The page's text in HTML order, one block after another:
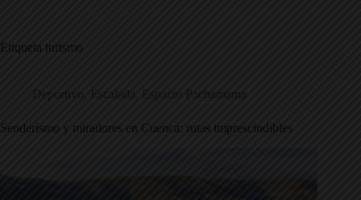
Etiqueta turismo
Deportivo , Escalada Espacio Pachamama
Senderismo y miradores en Cuenca: rutas imprescindibles